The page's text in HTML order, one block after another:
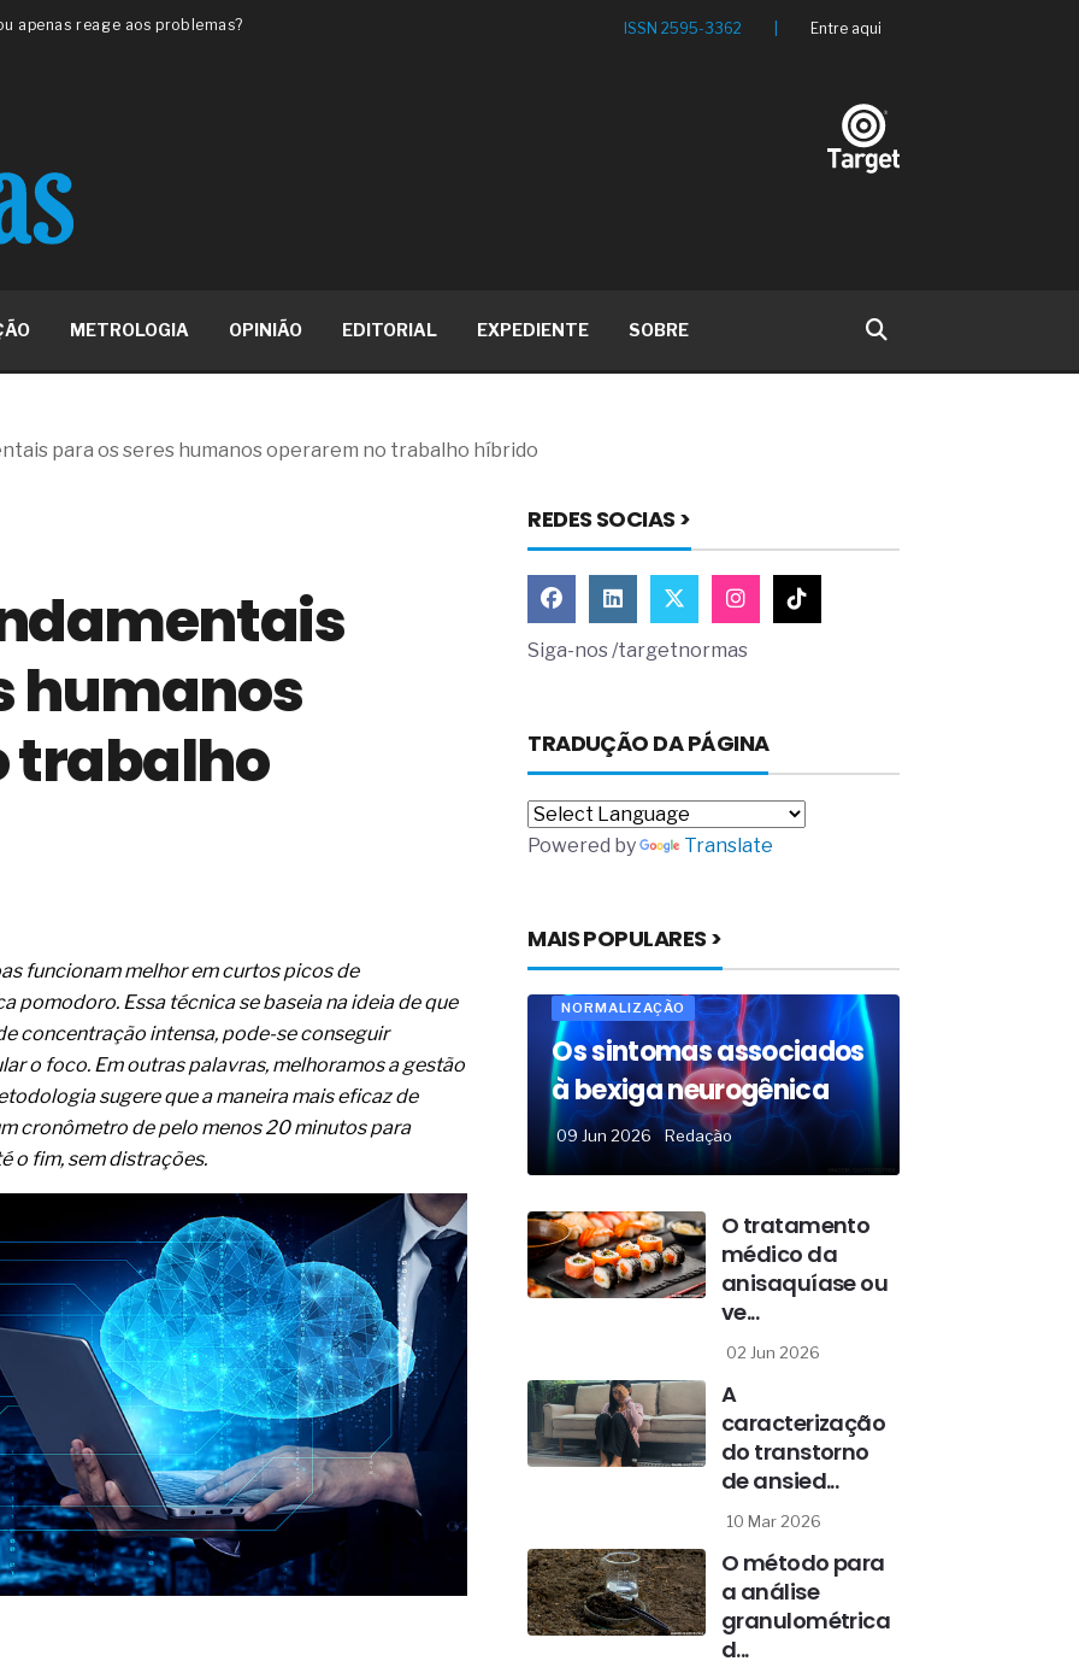
apenas reage aos problemas?
má-fé para tentar criar uma
ISO
metabólica
ânus
de ovário
da fadiga crônica
como estratégia
B2B e a venda complexa
dos fios, cabos e
com tipologia de giro para as
apenas reage aos problemas?
a frio in situ com emulsão
má-fé para tentar criar uma
ISO
cabelos ou calvície
o resultado positivo
em estruturas hidráulicas de
o risco de morte precoce e
nas atividades de
de materiais
não está no modelo de IA
B2B e a venda complexa
ISSN 2595-3362 Entre aqui
METROLOGIA OPINIÃO EDITORIAL EXPEDIENTE SOBRE
para os seres humanos operarem no trabalho híbrido
humanos
trabalho
funcionam melhor em curtos picos de
pomodoro. Essa técnica se baseia na ideia de que
concentração intensa, pode-se conseguir
o foco. Em outras palavras, melhoramos a gestão
sugere que a maneira mais eficaz de
cronômetro de pelo menos 20 minutos para
o fim, sem distrações.
REDES SOCIAS >
Siga-nos /targetnormas
TRADUÇÃO DA PÁGINA
Powered by Translate
MAIS POPULARES >
NORMALIZAÇÃO
Os sintomas associados
à bexiga neurogênica
09 Jun 2026 Redação
O tratamento
médico da
anisaquíase ou
ve...
02 Jun 2026
A
caracterização
do transtorno
de ansied...
10 Mar 2026
O método para
a análise
granulométrica
d...